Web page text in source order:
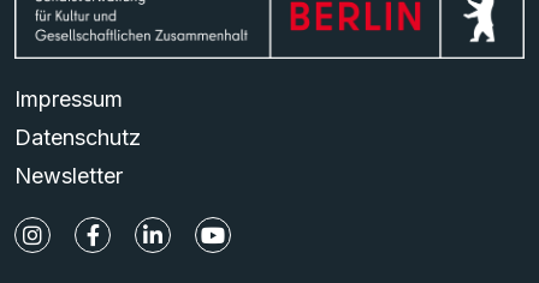
Impressum
Newsletter
Datenschutz